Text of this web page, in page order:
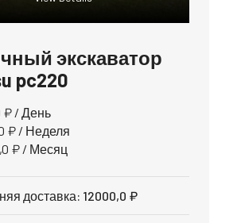
экскаватор
pc220
₽ / День
₽ / Неделя
₽ / Месяц
доставка: 12000,0 ₽